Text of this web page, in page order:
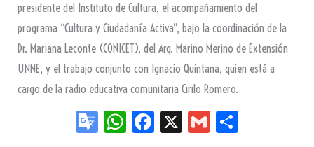
presidente del Instituto de Cultura, el acompañamiento del
programa “Cultura y Ciudadanía Activa”, bajo la coordinación de la
Dr. Mariana Leconte (CONICET), del Arq. Marino Merino de Extensión
UNNE, y el trabajo conjunto con Ignacio Quintana, quien está a
cargo de la radio educativa comunitaria Cirilo Romero.
Go W
Fa
X
G